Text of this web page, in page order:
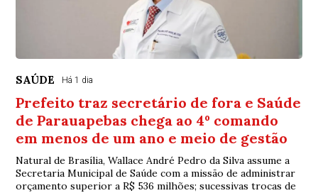
SAÚDE Há 1 dia
Prefeito traz secretário de fora e Saúde
de Parauapebas chega ao 4º comando
em menos de um ano e meio de gestão
Natural de Brasília, Wallace André Pedro da Silva assume a
Secretaria Municipal de Saúde com a missão de administrar
orçamento superior a R$ 536 milhões; sucessivas trocas de